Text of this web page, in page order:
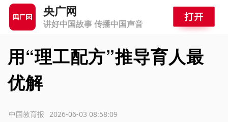
央广网
讲好中国故事 传播中国声音
用“理工配方”推导育人最
优解
2026-06-03 08:58:09
中国教育报